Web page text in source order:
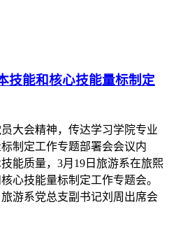
技能和核心技能量标制定
大会精神，传达学习学院专业
制定工作专题部署会会议内
能质量，3月19日旅游系在旅熙
心技能量标制定工作专题会。
游系党总支副书记刘周出席会